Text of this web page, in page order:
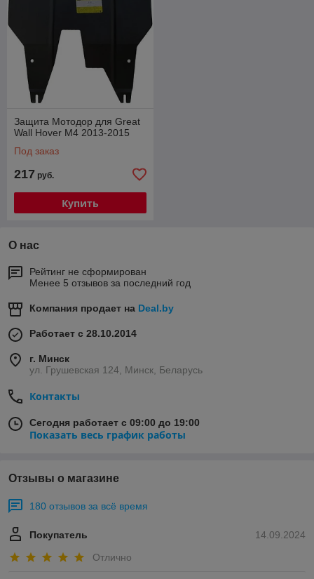
Защита Мотодор для Great
Wall Hover M4 2013-2015
Под заказ
217 руб.
Купить
О нас
Рейтинг не сформирован
Менее 5 отзывов за последний год
Компания продает на Deal.by
Работает с 28.10.2014
г. Минск
ул. Грушевская 124, Минск, Беларусь
Контакты
Сегодня работает с 09:00 до 19:00
Показать весь график работы
Отзывы о магазине
180 отзывов за всё время
14.09.2024
Покупатель
Отлично